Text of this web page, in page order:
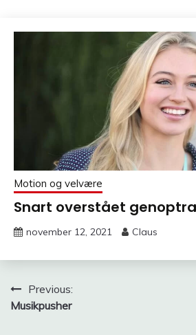
Motion og velvære
Snart overstået
november 12, 2021 Claus
Indlægsnavigation
Previous:
Musikpusher